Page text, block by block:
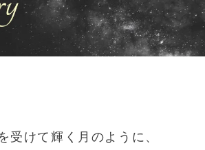
受けて輝く月のように、